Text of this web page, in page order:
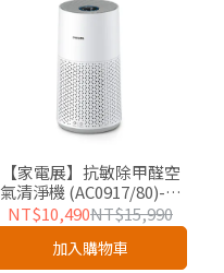
【家電展】抗敏除甲醛空
氣清淨機 (AC0917/80)-適
用17坪
NT$10,490NT$15,990
加入購物車